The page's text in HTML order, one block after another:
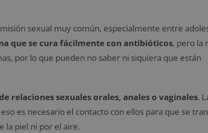
sexual muy común, especialmente entre
que se cura fácilmente con antibióticos, pero la
por lo que pueden no saber ni siquiera que están
relaciones sexuales orales, anales o vaginales.
es necesario el contacto con ellos para que se
la piel ni por el aire.